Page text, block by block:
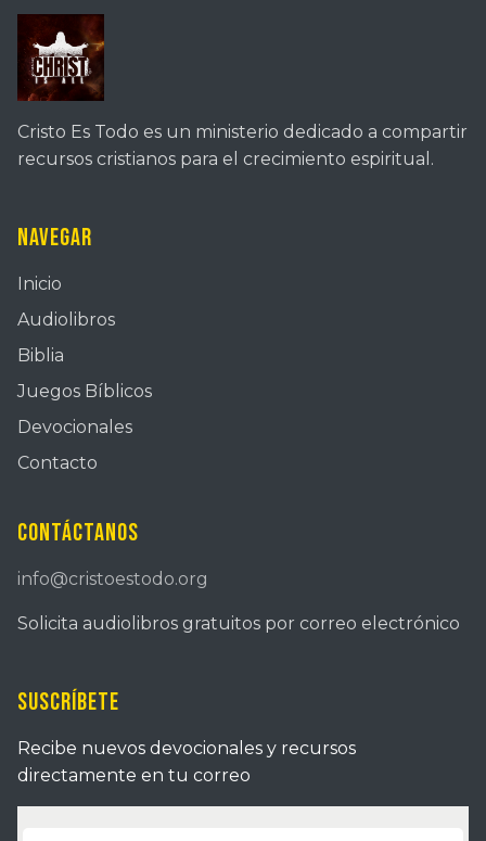
Cristo Es Todo es un ministerio dedicado a compartir
recursos cristianos para el crecimiento espiritual.
Navegar
Inicio
Audiolibros
Biblia
Juegos Bíblicos
Devocionales
Contacto
Contáctanos
info@cristoestodo.org
Solicita audiolibros gratuitos por correo electrónico
Suscríbete
Recibe nuevos devocionales y recursos
directamente en tu correo